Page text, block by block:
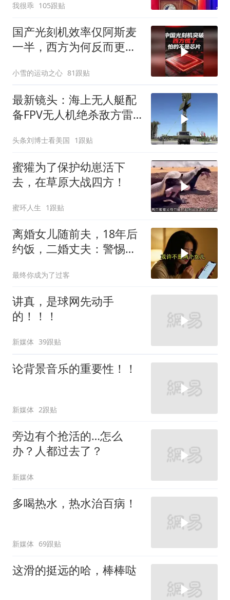
我很乖 105跟贴
国产光刻机效率仅阿斯麦
一半，西方为何反而更
小雪的运动之心 81跟贴
最新镜头：海上无人艇配
备FPV无人机绝杀敌方雷
杀等！
头条刘博士看美国 1跟贴
蜜獾为了保护幼崽活下
去，在草原大战四方！
蜜环人生 1跟贴
离婚女儿随前夫，18年后
约饭，二婚丈夫：警惕骗
最终你成为了过客
讲真，是球网先动手
的！！！
新媒体 39跟贴
论背景音乐的重要性！！
新媒体 2跟贴
旁边有个抢活的…怎么
办？人都过去了？
新媒体
多喝热水，热水治百病！
新媒体 69跟贴
这滑的挺远的哈，棒棒哒